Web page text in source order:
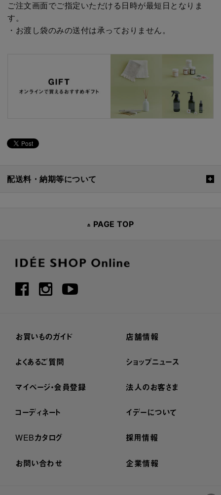
ご注文画面でご指定いただける日時が最短日となりま
す。
・お渡し袋のみの送付は承っておりません。
配送料・納期等について
PAGE TOP
お買いものガイド
よくあるご質問
マイページ・会員登録
コーディネート
WEBカタログ
お問い合わせ
店舗情報
ショップニュース
法人のお客さま
イデーについて
採用情報
企業情報